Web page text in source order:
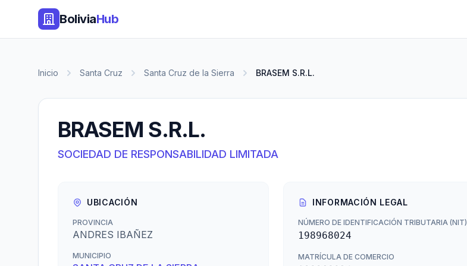
BoliviaHub
Inicio Santa Cruz Santa Cruz de la Sierra BRASEM S.R.L.
BRASEM S.R.L.
SOCIEDAD DE RESPONSABILIDAD LIMITADA
UBICACIÓN
PROVINCIA
ANDRES IBAÑEZ
MUNICIPIO
INFORMACIÓN LEGAL
NÚMERO DE IDENTIFICACIÓN TRIBUTARIA (NIT)
198968024
MATRÍCULA DE COMERCIO